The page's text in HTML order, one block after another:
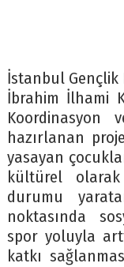
İstanbul Gençlik
İbrahim İlhami
Koordinasyon
hazırlanan
yasayan
kültürel olarak
durumu
noktasında
spor yoluyla
katkı